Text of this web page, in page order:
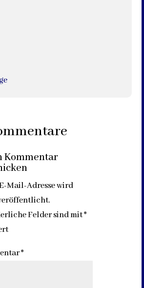
Kommentar
Mail-Adresse wird
Felder sind mit*
*